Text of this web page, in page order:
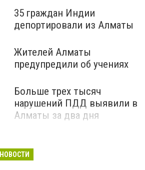
35 граждан Индии
депортировали из Алматы
Жителей Алматы
предупредили об учениях
Больше трех тысяч
нарушений ПДД выявили в
Алматы за два дня